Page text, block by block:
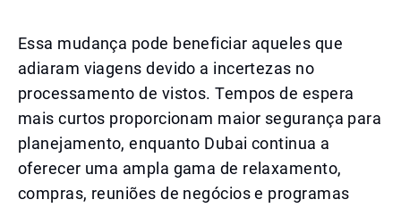
Essa mudança pode beneficiar aqueles que
adiaram viagens devido a incertezas no
processamento de vistos. Tempos de espera
mais curtos proporcionam maior segurança para
planejamento, enquanto Dubai continua a
oferecer uma ampla gama de relaxamento,
compras, reuniões de negócios e programas